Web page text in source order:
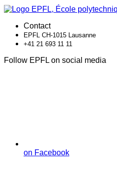
Contact
EPFL CH-1015 Lausanne
+41 21 693 11 11
Follow EPFL on social media
on Facebook